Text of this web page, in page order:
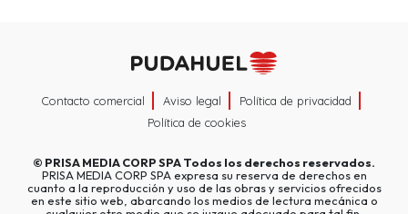
Contacto comercial Aviso legal
Política de privacidad
Política de cookies
© PRISA MEDIA CORP SPATodos los derechos reservados.
PRISA MEDIA CORP SPA expresa su reserva de derechos en
cuanto a la reproducción y uso de las obras y servicios ofrecidos
en este sitio web, abarcando los medios de lectura mecánica o